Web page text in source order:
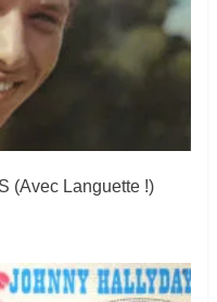
(Avec Languette !)